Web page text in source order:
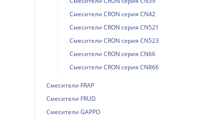
Смесители CRON серия CN42
Смесители CRON серия CN521
Смесители CRON серия CN523
Смесители CRON серия CN66
Смесители CRON серия CN866
Смесители FRAP
Смесители FRUD
Смесители GAPPO